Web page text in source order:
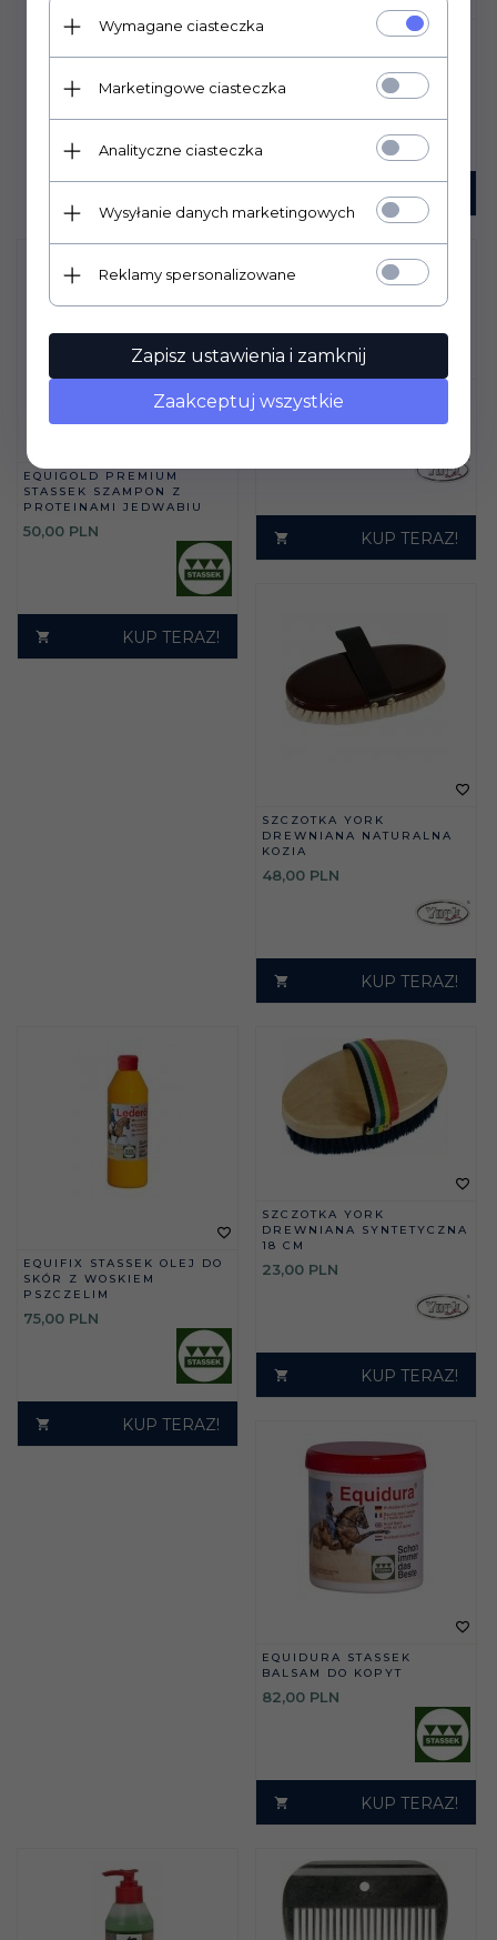
GRZEBIEŃ YORK
12,00
KUP TERAZ!
EQUIGOLD PREMIUM
STASSEK SZAMPON Z
PROTEINAMI JEDWABIU
50,00 PLN
KUP TERAZ!
SZCZOTKA YORK
DREWNIANA NATURALNA
KUP TERAZ!
SZCZOTKA YORK
DREWNIANA NATURALNA
KOZIA
48,00 PLN
KUP TERAZ!
EQUIFIX STASSEK OLEJ DO
SKÓR Z WOSKIEM
PSZCZELIM
75,00 PLN
KUP TERAZ!
SZCZOTKA YORK
DREWNIANA SYNTETYCZNA
18 CM
23,00 PLN
KUP TERAZ!
EQUIDURA STASSEK
BALSAM DO KOPYT
82,00 PLN
KUP TERAZ!
Wymagane ciasteczka
Marketingowe ciasteczka
Analityczne ciasteczka
Wysyłanie danych marketingowych
Reklamy spersonalizowane
Zapisz ustawienia i zamknij
Zaakceptuj wszystkie